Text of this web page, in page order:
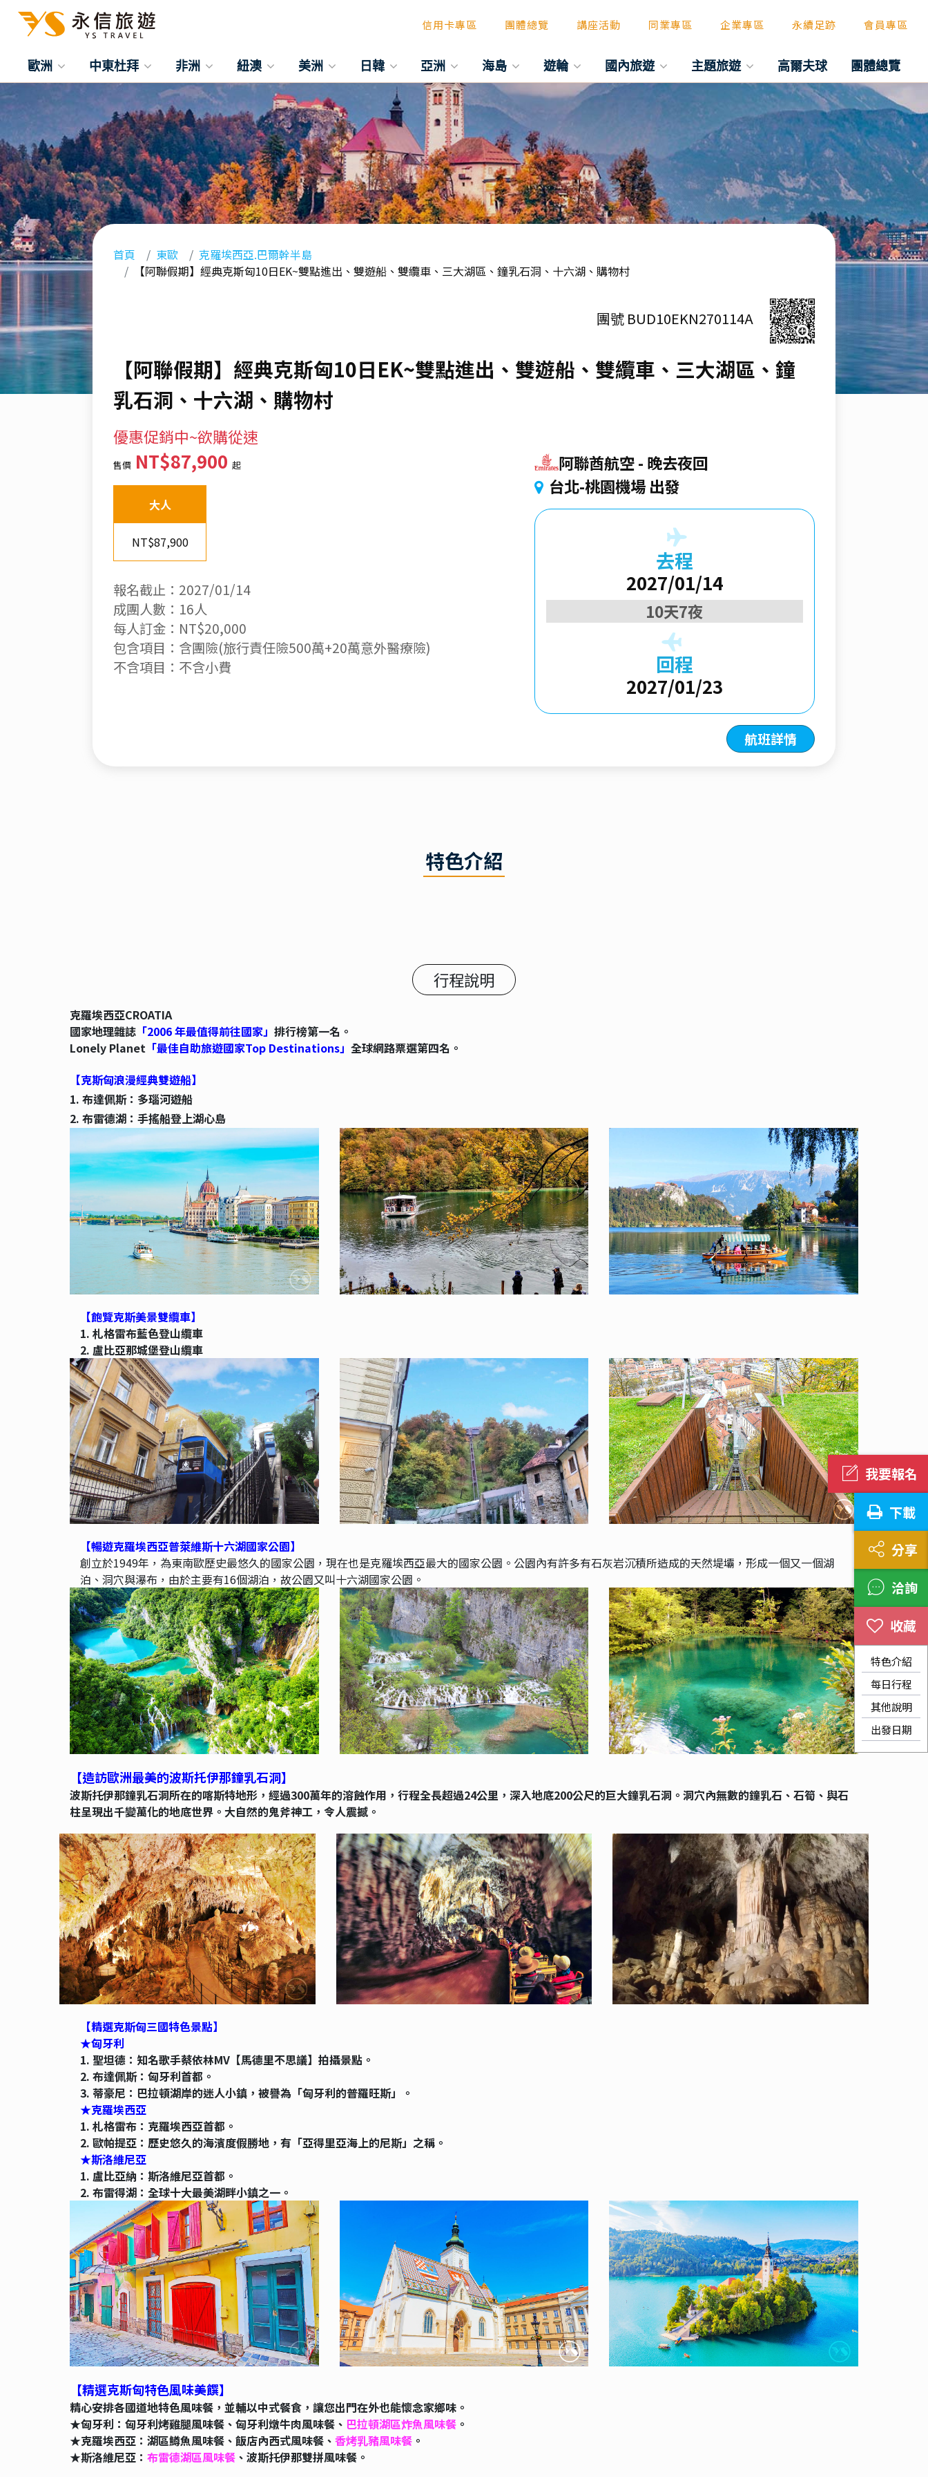
信用卡專區 團體總覽 講座活動 同業專區 企業專區 永續足跡 會員專區
歐洲 中東杜拜 非洲 紐澳 美洲 日韓 亞洲 海島 遊輪 國內旅遊 主題旅遊 高爾夫球 團體總覽
我要報名
下載
分享
洽詢
特色介紹
每日行程
其他說明
出發日期
首頁 東歐
克羅埃西亞.巴爾幹半島
【阿聯假期】經典克斯匈10日EK~雙點進出、雙遊船、雙纜車、三大湖區、鐘乳石洞、十六湖、購物村
團號 BUD10EKN270114A
【阿聯假期】經典克斯匈10日EK~雙點進出、雙遊船、雙纜車、三大湖區、鐘
乳石洞、十六湖、購物村
優惠促銷中~欲購從速
售價 NT$87,900起
大人
NT$87,900
報名截止：2027/01/14
成團人數：16人
每人訂金：NT$20,000
包含項目：含團險(旅行責任險500萬+20萬意外醫療險)
不含項目：不含小費
阿聯酋航空 晚去夜回
台北-桃園機場 出發
去程
2027/01/14
10天7夜
回程
2027/01/23
航班詳情
特色介紹
行程說明
克羅埃西亞CROATIA
國家地理雜誌「2006 年最值得前往國家」 排行榜第一名。
Lonely Planet「最佳自助旅遊國家Top Destinations」 全球網路票選第四名。
【克斯匈浪漫經典雙遊船】
1. 布達佩斯：多瑙河遊船
2. 布雷德湖：手搖船登上湖心島
【飽覽克斯美景雙纜車】
1. 札格雷布藍色登山纜車
2. 盧比亞那城堡登山纜車
【暢遊克羅埃西亞普萊維斯十六湖國家公園】
創立於1949年，為東南歐歷史最悠久的國家公園，現在也是克羅埃西亞最大的國家公園。公園內有許多有石灰岩沉積所造成的天然堤壩，形成一個又一個湖
泊、洞穴與瀑布，由於主要有16個湖泊，故公園又叫十六湖國家公園。
【造訪歐洲最美的波斯托伊那鐘乳石洞】
波斯托伊那鐘乳石洞所在的喀斯特地形，經過300萬年的溶蝕作用，行程全長超過24公里，深入地底200公尺的巨大鐘乳石洞。洞穴內無數的鐘乳石、石筍、與石
柱呈現出千變萬化的地底世界。大自然的鬼斧神工，令人震撼。
【精選克斯匈三國特色景點】
★匈牙利
1. 聖坦德：知名歌手蔡依林MV【馬德里不思議】拍攝景點。
2. 布達佩斯：匈牙利首都。
3. 蒂豪尼：巴拉頓湖岸的迷人小鎮，被譽為「匈牙利的普羅旺斯」。
★克羅埃西亞
1. 札格雷布：克羅埃西亞首都。
2. 歐帕提亞：歷史悠久的海濱度假勝地，有「亞得里亞海上的尼斯」之稱。
★斯洛維尼亞
1. 盧比亞納：斯洛維尼亞首都。
2. 布雷得湖：全球十大最美湖畔小鎮之一。
【精選克斯匈特色風味美饌】
精心安排各國道地特色風味餐，並輔以中式餐食，讓您出門在外也能懷念家鄉味。
★匈牙利：匈牙利烤雞腿風味餐、匈牙利燉牛肉風味餐、 巴拉頓湖區炸魚風味餐。
★克羅埃西亞：湖區鱒魚風味餐、飯店內西式風味餐、 香烤乳豬風味餐。
★斯洛維尼亞： 布雷德湖區風味餐、波斯托伊那雙拼風味餐。